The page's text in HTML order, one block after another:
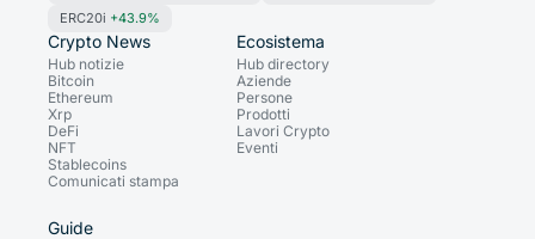
ERC20i +43.9%
Crypto News
Hub notizie
Bitcoin
Ethereum
Xrp
DeFi
NFT
Stablecoins
Comunicati stampa
Ecosistema
Hub directory
Aziende
Persone
Prodotti
Lavori Crypto
Eventi
Guide